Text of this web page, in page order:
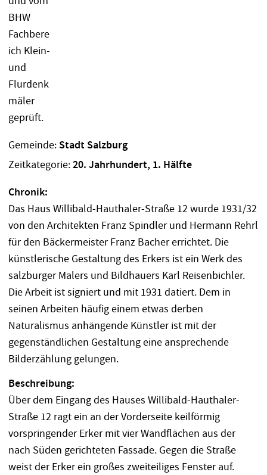
Gemeinde: Stadt Salzburg
Zeitkategorie:20. Jahrhundert, 1. Hälfte
Chronik:
Das Haus Willibald-Hauthaler-Straße 12 wurde 1931/32
von den Architekten Franz Spindler und Hermann Rehrl
für den Bäckermeister Franz Bacher errichtet. Die
künstlerische Gestaltung des Erkers ist ein Werk des
salzburger Malers und Bildhauers Karl Reisenbichler.
Die Arbeit ist signiert und mit 1931 datiert. Dem in
seinen Arbeiten häufig einem etwas derben
Naturalismus anhängende Künstler ist mit der
gegenständlichen Gestaltung eine ansprechende
Bilderzählung gelungen.
Beschreibung:
Über dem Eingang des Hauses Willibald-Hauthaler-
Straße 12 ragt ein an der Vorderseite keilförmig
vorspringender Erker mit vier Wandflächen aus der
nach Süden gerichteten Fassade. Gegen die Straße
weist der Erker ein großes zweiteiliges Fenster auf.